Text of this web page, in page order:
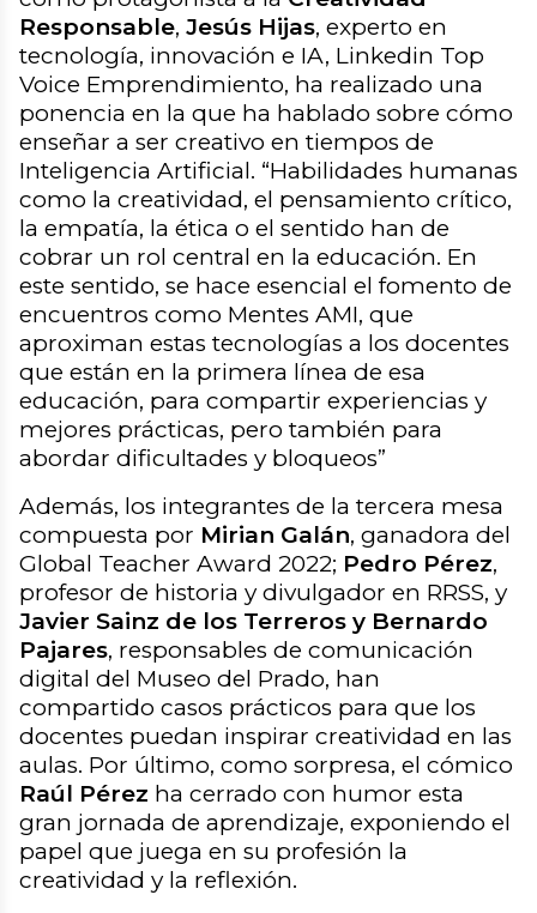
Responsable, Jesús Hijas, experto en
tecnología, innovación e IA, Linkedin Top
Voice Emprendimiento, ha realizado una
ponencia en la que ha hablado sobre cómo
enseñar a ser creativo en tiempos de
Inteligencia Artificial. “Habilidades humanas
como la creatividad, el pensamiento crítico,
la empatía, la ética o el sentido han de
cobrar un rol central en la educación. En
este sentido, se hace esencial el fomento de
encuentros como Mentes AMI, que
aproximan estas tecnologías a los docentes
que están en la primera línea de esa
educación, para compartir experiencias y
mejores prácticas, pero también para
abordar dificultades y bloqueos”
Además, los integrantes de la tercera mesa
compuesta por Mirian Galán, ganadora del
Global Teacher Award 2022; Pedro Pérez,
profesor de historia y divulgador en RRSS, y
Javier Sainz de los Terreros y Bernardo
Pajares, responsables de comunicación
digital del Museo del Prado, han
compartido casos prácticos para que los
docentes puedan inspirar creatividad en las
aulas. Por último, como sorpresa, el cómico
Raúl Pérez ha cerrado con humor esta
gran jornada de aprendizaje, exponiendo el
papel que juega en su profesión la
creatividad y la reflexión.